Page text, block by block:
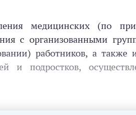
медицинских (по
с организованными
работников, а также
и подростков,